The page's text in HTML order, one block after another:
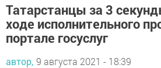
Татарстанцы за 3
ходе исполнительного
портале госуслуг
автор, 9 августа 2021 - 18:39